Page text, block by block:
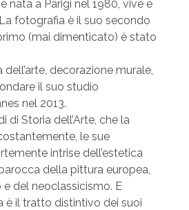
è nata a Parigi nel 1980, vive e
fotografia è il suo secondo
(mai dimenticato) è stato
decorazione murale,
il suo studio
nel 2013.
di Storia dell’Arte, che la
le sue
intrise dell’estetica
della pittura europea,
del neoclassicismo. E
è il tratto distintivo dei suoi